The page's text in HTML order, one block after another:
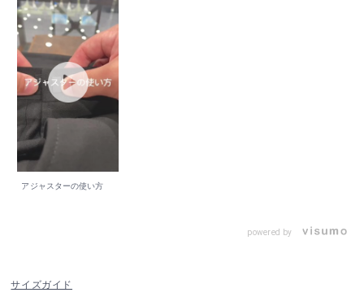
アジャスターの使い方
powered by
サイズガイド